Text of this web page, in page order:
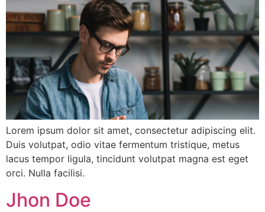
Lorem ipsum dolor sit amet, consectetur adipiscing elit.
Duis volutpat, odio vitae fermentum tristique, metus
lacus tempor ligula, tincidunt volutpat magna est eget
orci. Nulla facilisi.
Jhon Doe